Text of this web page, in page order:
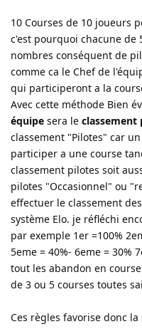
10 Courses de 10 joueurs
c'est pourquoi chacune
nombres conséquent de
comme ca le Chef de
qui participeront a la
Avec cette méthode Bien
équipe sera le classement
classement "Pilotes" car
participer a une course
classement pilotes soit
pilotes "Occasionnel" ou
effectuer le classement
système Elo. je réfléchi
par exemple 1er =100%
5eme = 40%- 6eme = 30%
tout les abandon en
de 3 ou 5 courses toutes
Ces règles favorise donc